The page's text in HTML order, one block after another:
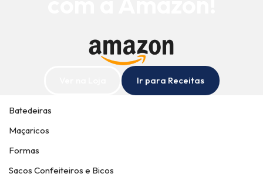
Ir para Receitas
Batedeiras
Maçaricos
Formas
Sacos Confeiteiros e Bicos